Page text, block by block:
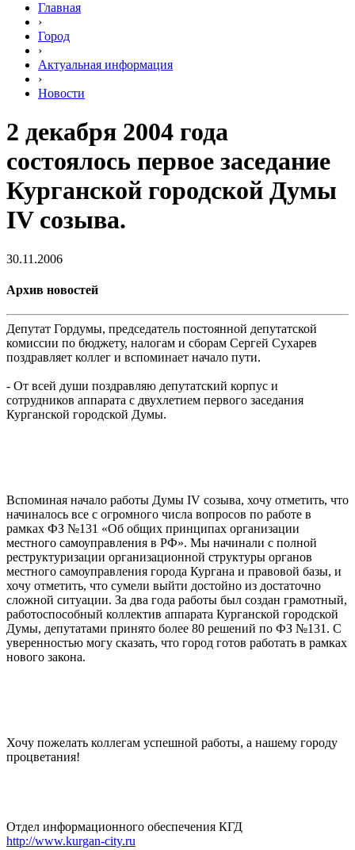
Главная
›
Город
›
Актуальная информация
›
Новости
2 декабря 2004 года
состоялось первое заседание
Курганской городской Думы
IV созыва.
30.11.2006
Архив новостей
Депутат Гордумы, председатель постоянной депутатской
комиссии по бюджету, налогам и сборам Сергей Сухарев
поздравляет коллег и вспоминает начало пути.
- От всей души поздравляю депутатский корпус и
сотрудников аппарата с двухлетием первого заседания
Курганской городской Думы.
Вспоминая начало работы Думы IV созыва, хочу отметить, что
начиналось все с огромного числа вопросов по работе в
рамках ФЗ №131 «Об общих принципах организации
местного самоуправления в РФ». Мы начинали с полной
реструктуризации организационной структуры органов
местного самоуправления города Кургана и правовой базы, и
хочу отметить, что сумели выйти достойно из достаточно
сложной ситуации. За два года работы был создан грамотный,
работоспособный коллектив аппарата Курганской городской
Думы, депутатами принято более 80 решений по ФЗ №131. С
уверенностью могу сказать, что город готов работать в рамках
нового закона.
Хочу пожелать коллегам успешной работы, а нашему городу
процветания!
Отдел информационного обеспечения КГД
http://www.kurgan-city.ru